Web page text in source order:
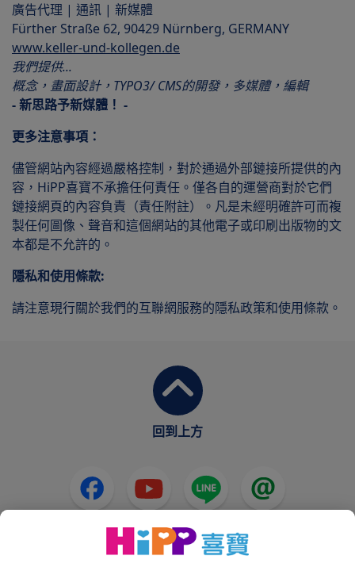
廣告代理 | 通訊 | 新媒體
Fürther Straße 62, 90429 Nürnberg, GERMANY
www.keller-und-kollegen.de
我們提供...
概念，畫面設計，TYPO3/ CMS的開發，多媒體，編輯
- 新思路予新媒體！ -
更多注意事項：
儘管網站內容經過嚴格控制，對於通過外部鏈接所提供的內
容，HiPP喜寶不承擔任何責任。僅各自的運營商對於它們
鏈接網頁的內容負責（責任附註）。凡是未經明確許可而複
製任何圖像、聲音和這個網站的其他電子或印刷出版物的文
本都是不允許的。
隱私和使用條款:
請注意現行關於我們的互聯網服務的隱私政策和使用條款。
回到上方
HiPP奶粉 HiPP嬰兒食品 HiPP懷孕